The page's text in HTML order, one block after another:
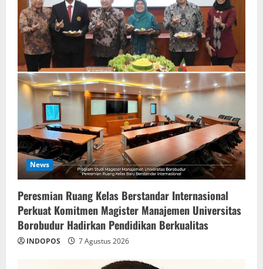
News
Peresmian Ruang Kelas Berstandar Internasional
Perkuat Komitmen Magister Manajemen Universitas
Borobudur Hadirkan Pendidikan Berkualitas
INDOPOS 7 Agustus 2026